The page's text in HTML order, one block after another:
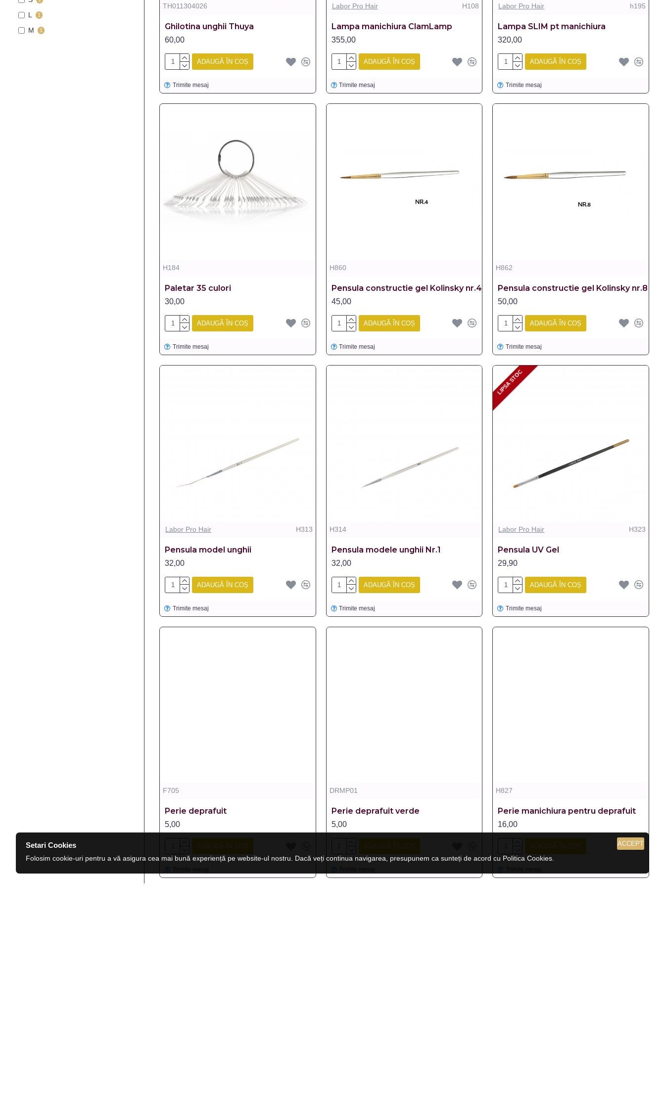
L 1
M 1
TH011304026
Ghilotina unghii Thuya
60,00
ADAUGĂ ÎN COȘ
Trimite mesaj
Labor Pro Hair H108
Lampa manichiura ClamLamp
355,00
ADAUGĂ ÎN COȘ
Trimite mesaj
Labor Pro Hair h195
Lampa SLIM pt manichiura
320,00
ADAUGĂ ÎN COȘ
Trimite mesaj
H184
Paletar 35 culori
30,00
ADAUGĂ ÎN COȘ
Trimite mesaj
H860
Pensula constructie gel Kolinsky nr.4
45,00
ADAUGĂ ÎN COȘ
Trimite mesaj
H862
Pensula constructie gel Kolinsky nr.8
50,00
ADAUGĂ ÎN COȘ
Trimite mesaj
Labor Pro Hair H313
Pensula model unghii
32,00
ADAUGĂ ÎN COȘ
Trimite mesaj
H314
Pensula modele unghii Nr.1
32,00
ADAUGĂ ÎN COȘ
Trimite mesaj
LIPSA STOC
LIPSA STOC
Labor Pro Hair H323
Pensula UV Gel
29,90
ADAUGĂ ÎN COȘ
Trimite mesaj
F705
Perie deprafuit
5,00
DRMP01
Perie deprafuit verde
5,00
H827
Perie manichiura pentru deprafuit
16,00
ACCEPT
Setari Cookies
Folosim cookie-uri pentru a vă asigura cea mai bună experiență pe website-ul nostru. Dacă veți continua navigarea, presupunem ca sunteți de acord cu Politica Cookies.